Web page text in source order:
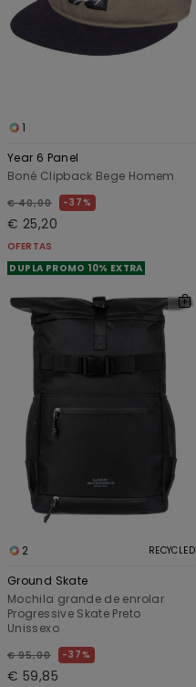
1
Year 6 Panel
Boné Clipback Bege Homem
€ 40,00 37%
€ 25,20
OFERTAS
DUPLA PROMO 10% EXTRA
2 RECYCLED
Ground Skate
Mochila grande de enrolar
Progressive Skate Preto
Unissexo
€ 95,00 37%
€ 59,85